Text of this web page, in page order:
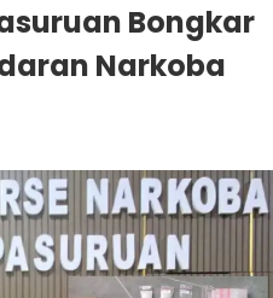
Bongkar
Narkoba